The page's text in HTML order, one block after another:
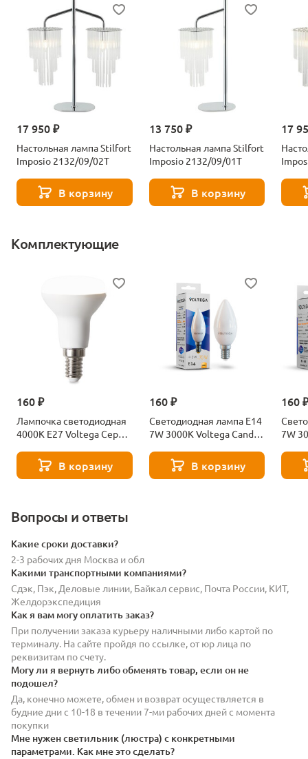
17 950 ₽
Настольная лампа Stilfort
Imposio 2132/09/02T
В корзину
13 750 ₽
Настольная лампа Stilfort
Imposio 2132/09/01T
В корзину
17
Комплектующие
160 ₽
Лампочка светодиодная
4000К Е27 Voltega Серия
В корзину
160 ₽
Светодиодная лампа E14
7W 3000K Voltega Candle
В корзину
160
7W
Вопросы и ответы
Какие сроки доставки?
2-3 рабочих дня Москва и обл
Какими транспортными компаниями?
Сдэк, Пэк, Деловые линии, Байкал сервис, Почта России, КИТ,
Желдорэкспедиция
Как я вам могу оплатить заказ?
При получении заказа курьеру наличными либо картой по
терминалу. На сайте пройдя по ссылке, от юр лица по
реквизитам по счету.
Могу ли я вернуть либо обменять товар, если он не
подошел?
Да, конечно можете, обмен и возврат осуществляется в
будние дни с 10-18 в течении 7-ми рабочих дней с момента
покупки
Мне нужен светильник (люстра) с конкретными
параметрами. Как мне это сделать?